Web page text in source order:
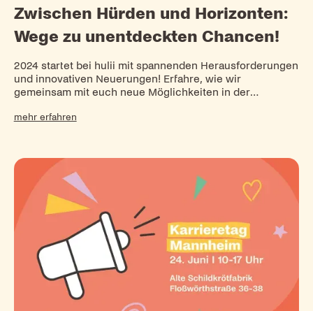
Zwischen Hürden und Horizonten:
Wege zu unentdeckten Chancen!
2024 startet bei hulii mit spannenden Herausforderungen
und innovativen Neuerungen! Erfahre, wie wir
gemeinsam mit euch neue Möglichkeiten in der
mehr erfahren